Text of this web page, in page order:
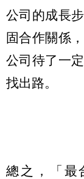
公司的成長
固合作關係
公司待了一
找出路。
總之，「最